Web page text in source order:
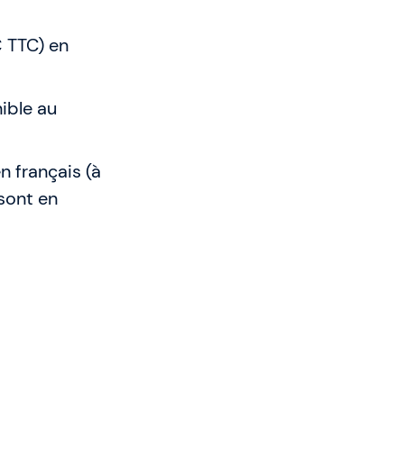
en
au
français (à
en